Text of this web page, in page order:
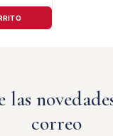
las
correo